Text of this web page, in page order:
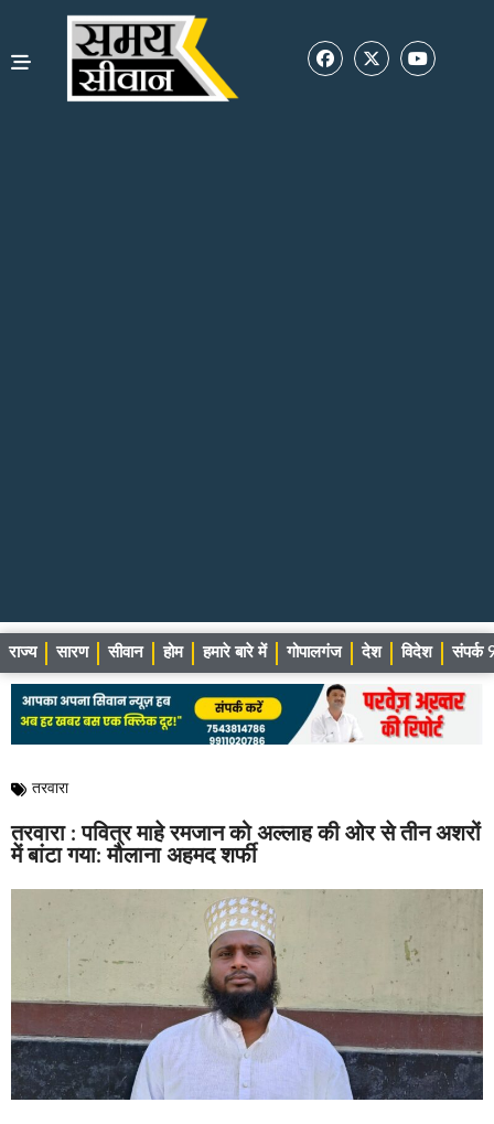
राज्य सारण सीवान होम हमारे बारे में गोपालगंज देश विदेश संपर्क
तरवारा
तरवारा : पवित्र माहे रमजान को अल्लाह की ओर से तीन अशरों
में बांटा गया: मौलाना अहमद शर्फी